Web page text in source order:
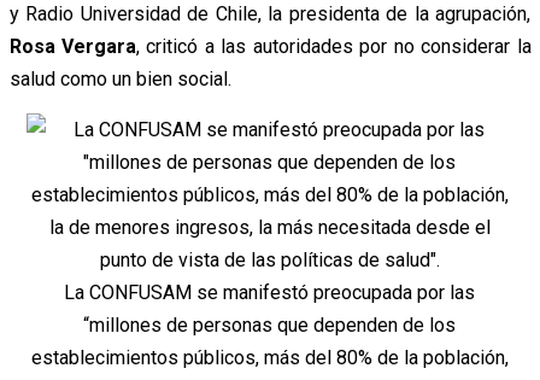
y Radio Universidad de Chile, la presidenta de la agrupación,
Rosa Vergara, criticó a las autoridades por no considerar la
salud como un bien social.
La CONFUSAM se manifestó preocupada por las
“millones de personas que dependen de los
establecimientos públicos, más del 80% de la población,